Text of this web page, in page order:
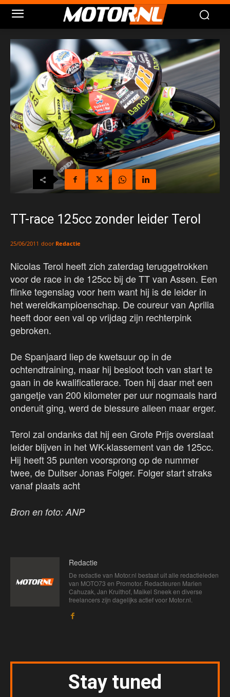
TT-race 125cc zonder leider Terol
25/06/2011 door Redactie
Nicolas Terol heeft zich zaterdag teruggetrokken
voor de race in de 125cc bij de TT van Assen. Een
flinke tegenslag voor hem want hij is de leider in
het wereldkampioenschap. De coureur van Aprilia
heeft door een val op vrijdag zijn rechterpink
gebroken.
De Spanjaard liep de kwetsuur op in de
ochtendtraining, maar hij besloot toch van start te
gaan in de kwalificatierace. Toen hij daar met een
gangetje van 200 kilometer per uur nogmaals hard
onderuit ging, werd de blessure alleen maar erger.
Terol zal ondanks dat hij een Grote Prijs overslaat
leider blijven in het WK-klassement van de 125cc.
Hij heeft 35 punten voorsprong op de nummer
twee, de Duitser Jonas Folger. Folger start straks
vanaf plaats acht
Bron en foto: ANP
Redactie
De redactie van Motor.nl bestaat uit alle redactieleden
van MOTO73 en Promotor. Redacteuren Marien
Cahuzak, Jan Kruithof, Maikel Sneek en diverse
freelancers zijn dagelijks actief voor Motor.nl.
Stay tuned